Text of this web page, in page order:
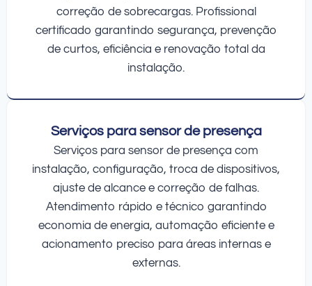
correção de sobrecargas. Profissional
certificado garantindo segurança, prevenção
de curtos, eficiência e renovação total da
instalação.
Serviços para sensor de presença
Serviços para sensor de presença com
instalação, configuração, troca de dispositivos,
ajuste de alcance e correção de falhas.
Atendimento rápido e técnico garantindo
economia de energia, automação eficiente e
acionamento preciso para áreas internas e
externas.